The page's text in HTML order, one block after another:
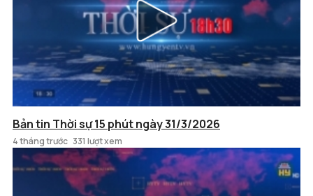
Bản tin Thời sự 15 phút ngày 31/3/2026
4 tháng trước 331 lượt xem